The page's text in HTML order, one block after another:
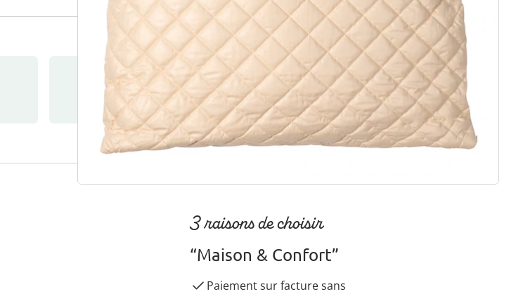
S’abonner à la newsletter
3 raisons de choisir
“Maison & Confort”
Paiement sur facture sans